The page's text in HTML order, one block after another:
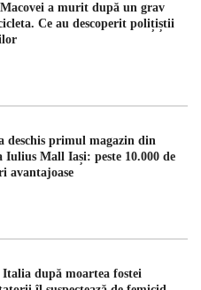
a murit după un grav
Ce au descoperit polițiștii
deschis primul magazin din
Iulius Mall Iași: peste 10.000 de
avantajoase
după moartea fostei